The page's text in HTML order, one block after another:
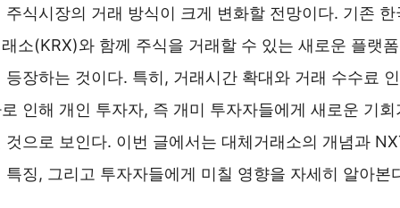
주식시장의 거래 방식이 크게 변화할 전망이다. 기존 한
소(KRX)와 함께 주식을 거래할 수 있는 새로운 플랫폼
등장하는 것이다. 특히, 거래시간 확대와 거래 수수료 인
인해 개인 투자자, 즉 개미 투자자들에게 새로운 기회
것으로 보인다. 이번 글에서는 대체거래소의 개념과
특징, 그리고 투자자들에게 미칠 영향을 자세히 알아본